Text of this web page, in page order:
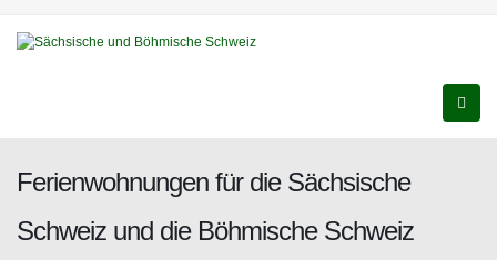
Ferienwohnungen für die Sächsische
Schweiz und die Böhmische Schweiz